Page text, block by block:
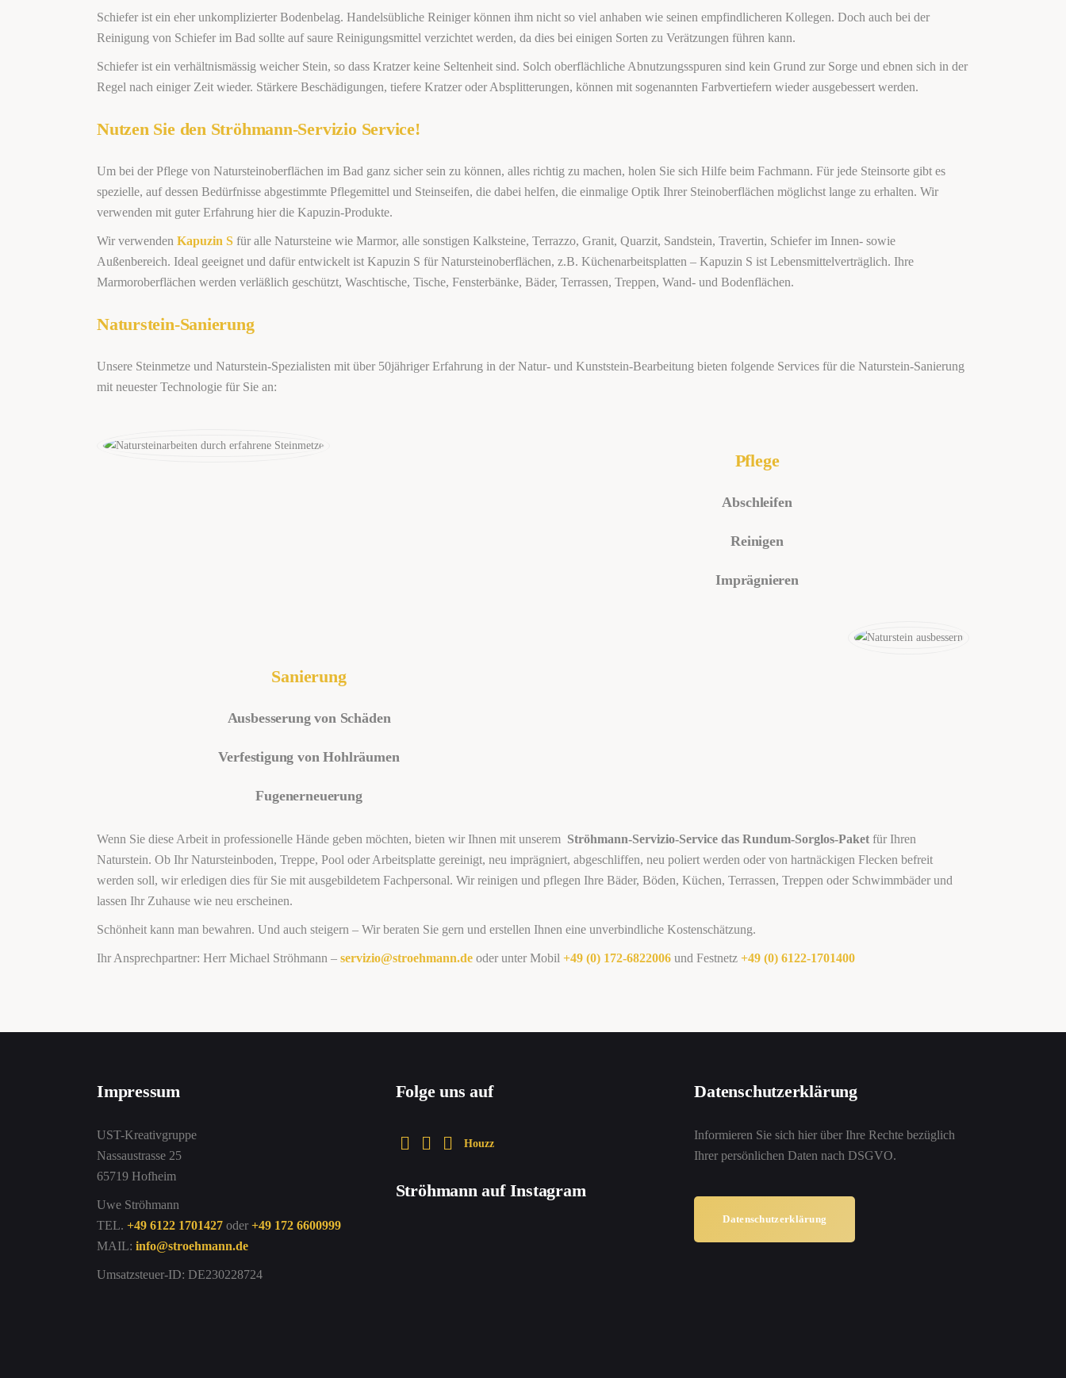
Schiefer ist ein eher unkomplizierter Bodenbelag. Handelsübliche Reiniger können ihm nicht so viel anhaben wie seinen empfindlicheren Kollegen. Doch auch bei der
Reinigung von Schiefer im Bad sollte auf saure Reinigungsmittel verzichtet werden, da dies bei einigen Sorten zu Verätzungen führen kann.
Schiefer ist ein verhältnismässig weicher Stein, so dass Kratzer keine Seltenheit sind. Solch oberflächliche Abnutzungsspuren sind kein Grund zur Sorge und ebnen sich in der
Regel nach einiger Zeit wieder. Stärkere Beschädigungen, tiefere Kratzer oder Absplitterungen, können mit sogenannten Farbvertiefern wieder ausgebessert werden.
Nutzen Sie den Ströhmann-Servizio Service!
Um bei der Pflege von Natursteinoberflächen im Bad ganz sicher sein zu können, alles richtig zu machen, holen Sie sich Hilfe beim Fachmann. Für jede Steinsorte gibt es
spezielle, auf dessen Bedürfnisse abgestimmte Pflegemittel und Steinseifen, die dabei helfen, die einmalige Optik Ihrer Steinoberflächen möglichst lange zu erhalten. Wir
verwenden mit guter Erfahrung hier die Kapuzin-Produkte.
Wir verwenden Kapuzin S für alle Natursteine wie Marmor, alle sonstigen Kalksteine, Terrazzo, Granit, Quarzit, Sandstein, Travertin, Schiefer im Innen- sowie
Außenbereich. Ideal geeignet und dafür entwickelt ist Kapuzin S für Natursteinoberflächen, z.B. Küchenarbeitsplatten – Kapuzin S ist Lebensmittelverträglich. Ihre
Marmoroberflächen werden verläßlich geschützt, Waschtische, Tische, Fensterbänke, Bäder, Terrassen, Treppen, Wand- und Bodenflächen.
Naturstein-Sanierung
Unsere Steinmetze und Naturstein-Spezialisten mit über 50jähriger Erfahrung in der Natur- und Kunststein-Bearbeitung bieten folgende Services für die Naturstein-Sanierung
mit neuester Technologie für Sie an:
Pflege
Abschleifen
Reinigen
Imprägnieren
Sanierung
Ausbesserung von Schäden
Verfestigung von Hohlräumen
Fugenerneuerung
Wenn Sie diese Arbeit in professionelle Hände geben möchten, bieten wir Ihnen mit unserem Ströhmann-Servizio-Service das Rundum-Sorglos-Paket für Ihren
Naturstein. Ob Ihr Natursteinboden, Treppe, Pool oder Arbeitsplatte gereinigt, neu imprägniert, abgeschliffen, neu poliert werden oder von hartnäckigen Flecken befreit
werden soll, wir erledigen dies für Sie mit ausgebildetem Fachpersonal. Wir reinigen und pflegen Ihre Bäder, Böden, Küchen, Terrassen, Treppen oder Schwimmbäder und
lassen Ihr Zuhause wie neu erscheinen.
Schönheit kann man bewahren. Und auch steigern – Wir beraten Sie gern und erstellen Ihnen eine unverbindliche Kostenschätzung.
Ihr Ansprechpartner: Herr Michael Ströhmann – servizio@stroehmann.de oder unter Mobil +49 (0) 172-6822006 und Festnetz +49 (0) 6122-1701400
Impressum
UST-Kreativgruppe
Nassaustrasse 25
65719 Hofheim
Uwe Ströhmann
TEL. +49 6122 1701427 oder +49 172 6600999
MAIL: info@stroehmann.de
Umsatzsteuer-ID: DE230228724
Folge uns auf
Houzz
Ströhmann auf Instagram
Datenschutzerklärung
Informieren Sie sich hier über Ihre Rechte bezüglich
Ihrer persönlichen Daten nach DSGVO.
Datenschutzerklärung